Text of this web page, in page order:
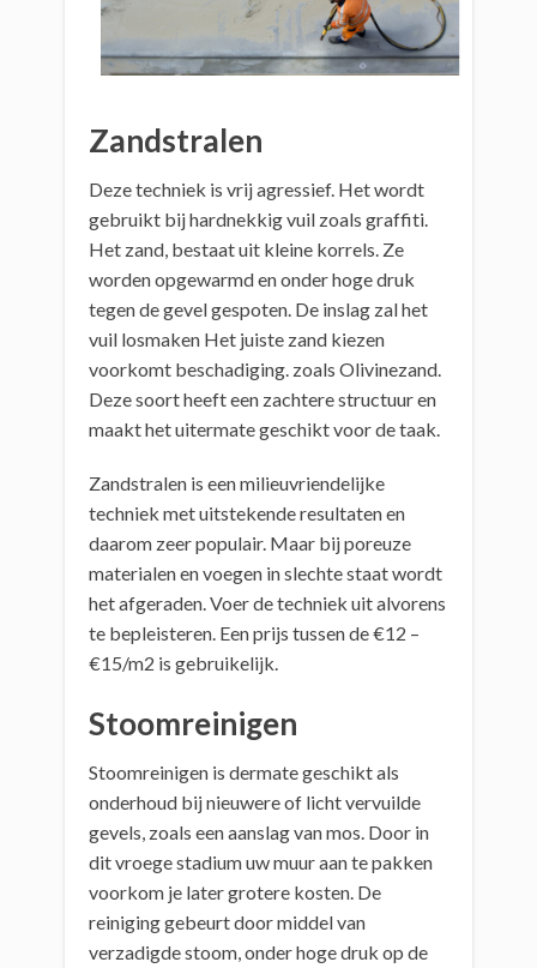
Zandstralen
Deze techniek is vrij agressief. Het wordt
gebruikt bij hardnekkig vuil zoals graffiti.
Het zand, bestaat uit kleine korrels. Ze
worden opgewarmd en onder hoge druk
tegen de gevel gespoten. De inslag zal het
vuil losmaken Het juiste zand kiezen
voorkomt beschadiging. zoals Olivinezand.
Deze soort heeft een zachtere structuur en
maakt het uitermate geschikt voor de taak.
Zandstralen is een milieuvriendelijke
techniek met uitstekende resultaten en
daarom zeer populair. Maar bij poreuze
materialen en voegen in slechte staat wordt
het afgeraden. Voer de techniek uit alvorens
te bepleisteren. Een prijs tussen de €12 –
€15/m2 is gebruikelijk.
Stoomreinigen
Stoomreinigen is dermate geschikt als
onderhoud bij nieuwere of licht vervuilde
gevels, zoals een aanslag van mos. Door in
dit vroege stadium uw muur aan te pakken
voorkom je later grotere kosten. De
reiniging gebeurt door middel van
verzadigde stoom, onder hoge druk op de